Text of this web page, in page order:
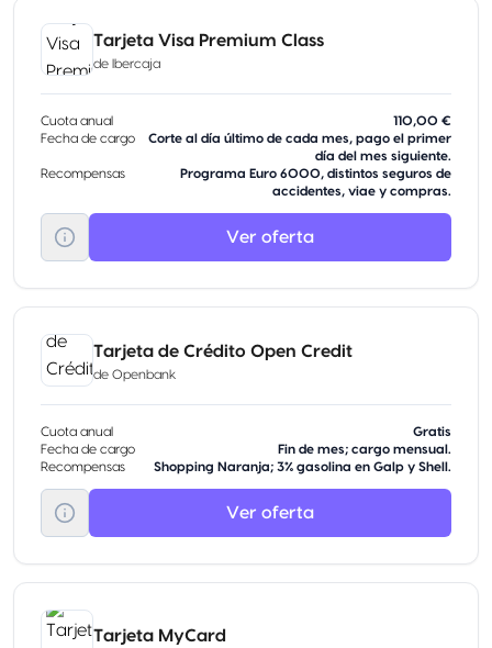
Tarjeta Visa Premium Class
de Ibercaja
Cuota anual
110,00 €
Fecha de cargo
Corte al día último de cada mes, pago el primer
día del mes siguiente.
Recompensas
Programa Euro 6000, distintos seguros de
accidentes, viae y compras.
Ver oferta
Tarjeta de Crédito Open Credit
de Openbank
Cuota anual
Gratis
Fecha de cargo
Fin de mes; cargo mensual.
Recompensas
Shopping Naranja; 3% gasolina en Galp y Shell.
Ver oferta
Tarjeta MyCard